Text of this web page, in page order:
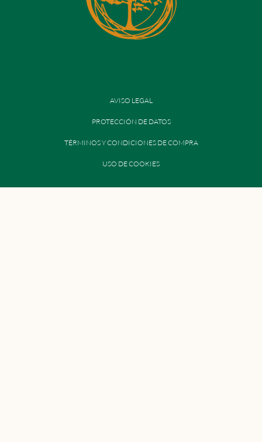
AVISO LEGAL
PROTECCIÓN DE DATOS
TÉRMINOS Y CONDICIONES DE COMPRA
USO DE COOKIES